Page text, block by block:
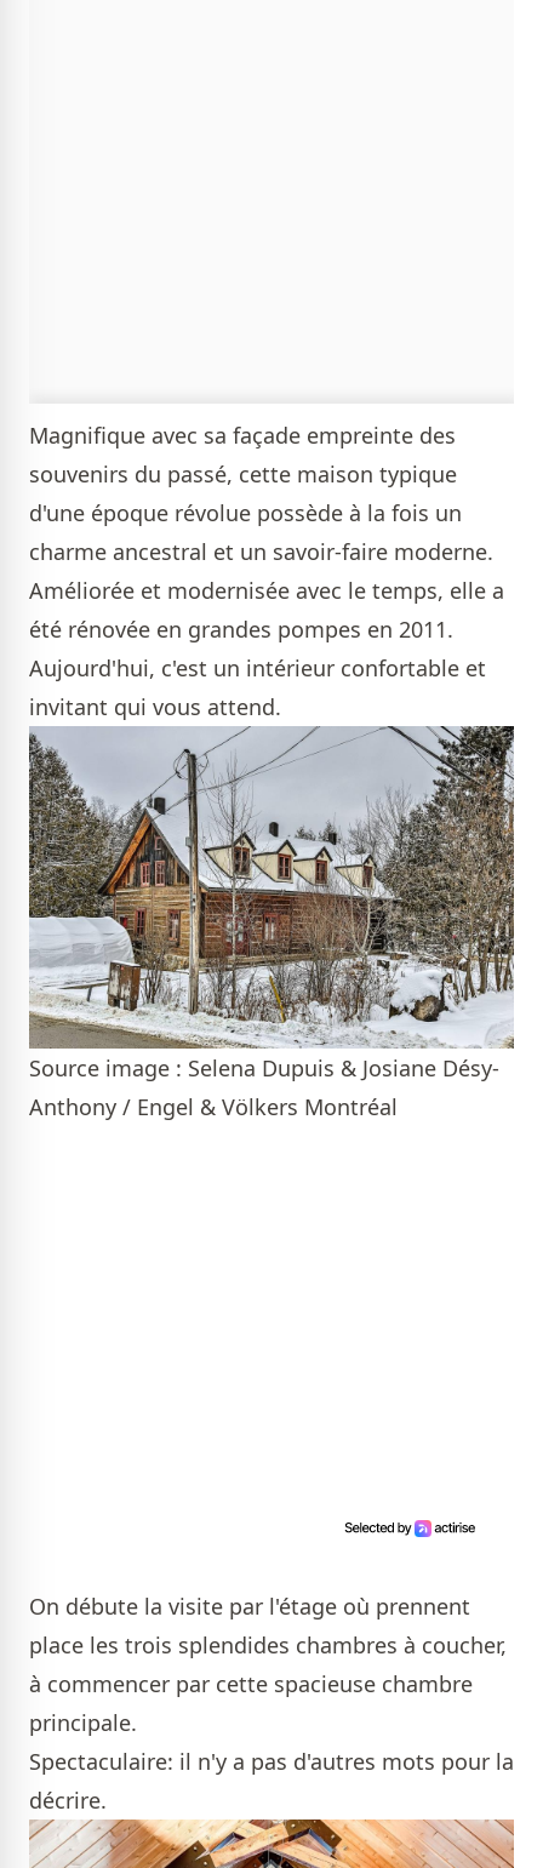
Magnifique avec sa façade empreinte des
souvenirs du passé, cette maison typique
d'une époque révolue possède à la fois un
charme ancestral et un savoir-faire moderne.
Améliorée et modernisée avec le temps, elle a
été rénovée en grandes pompes en 2011.
Aujourd'hui, c'est un intérieur confortable et
invitant qui vous attend.
Source image : Selena Dupuis & Josiane Désy-
Anthony / Engel & Völkers Montréal
On débute la visite par l'étage où prennent
place les trois splendides chambres à coucher,
à commencer par cette spacieuse chambre
principale.
Spectaculaire: il n'y a pas d'autres mots pour la
décrire.